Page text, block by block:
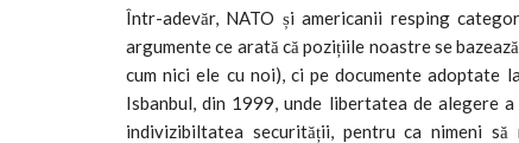
Într-adevăr, NATO și americanii resping
argumente ce arată că pozițiile noastre se
cum nici ele cu noi), ci pe documente adoptate
Isbanbul, din 1999, unde libertatea de alegere
indivizibiltatea securității, pentru ca nimeni